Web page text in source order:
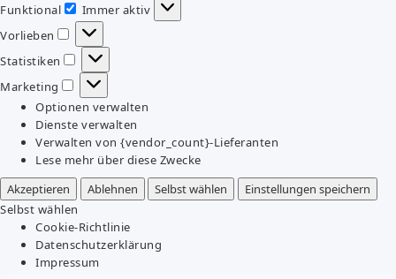
Funktional
Funktional
Immer aktiv
Vorlieben
Vorlieben
Statistiken
Statistiken
Marketing
Marketing
Optionen verwalten
Dienste verwalten
Verwalten von {vendor_count}-Lieferanten
Lese mehr über diese Zwecke
Akzeptieren
Ablehnen Selbst wählen
Einstellungen speichern
Selbst wählen
Cookie-Richtlinie
Datenschutzerklärung
Impressum